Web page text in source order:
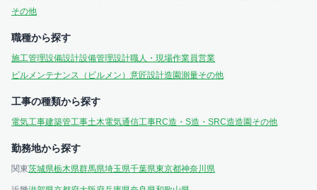
その他
職種から探す
施工管理設備設計設備管理設計職人・現場作業員営業
ビルメンテナンス（ビルメン） 意匠設計造園測量その他
工事の種類から探す
電気工事建築管工事土木電気通信工事RC造・S造・SRC造造園 その他
勤務地から探す
関東茨城県栃木県群馬県埼玉県千葉県東京都神奈川県